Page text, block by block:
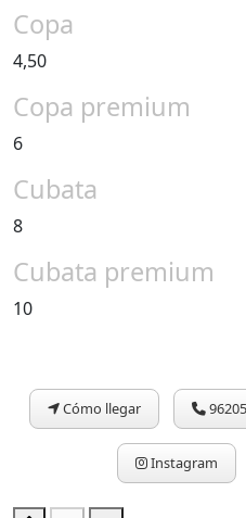
Copa
4,50
Copa premium
6
Cubata
8
Cubata premium
10
Cómo llegar
Instagram